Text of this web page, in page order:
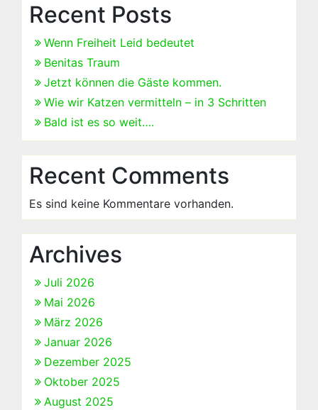
Recent Posts
Wenn Freiheit Leid bedeutet
Benitas Traum
Jetzt können die Gäste kommen.
Wie wir Katzen vermitteln – in 3 Schritten
Bald ist es so weit….
Recent Comments
Es sind keine Kommentare vorhanden.
Archives
Juli 2026
Mai 2026
März 2026
Januar 2026
Dezember 2025
Oktober 2025
August 2025